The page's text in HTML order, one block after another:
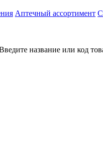
Аптечный ассортимент
название или код